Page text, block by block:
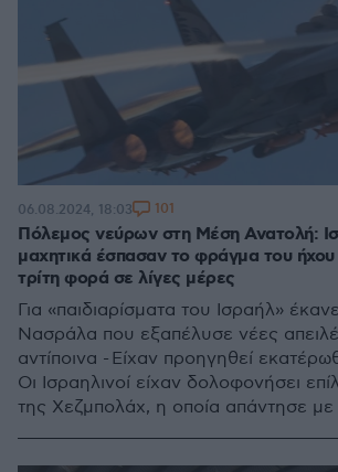
Πόλεμος νεύρων στη Μέση Ανατολή:
μαχητικά έσπασαν το φράγμα του
τρίτη φορά σε λίγες μέρες
Για «παιδιαρίσματα του Ισραήλ»
Νασράλα που εξαπέλυσε νέες
αντίποινα - Είχαν προηγηθεί
Οι Ισραηλινοί είχαν δολοφονήσει
της Χεζμπολάχ, η οποία απάντησε
06.08.2024, 18:03 101